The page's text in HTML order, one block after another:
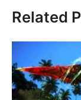
Related